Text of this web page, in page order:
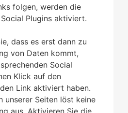
folgen, werden die
Plugins aktiviert.
dass es erst dann zu
von Daten kommt,
Social
Klick auf den
Link aktiviert haben.
unserer Seiten löst keine
aus. Aktivieren Sie die